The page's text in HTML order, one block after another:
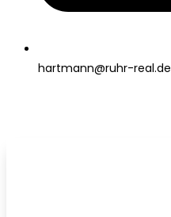
hartmann@ruhr-real.de